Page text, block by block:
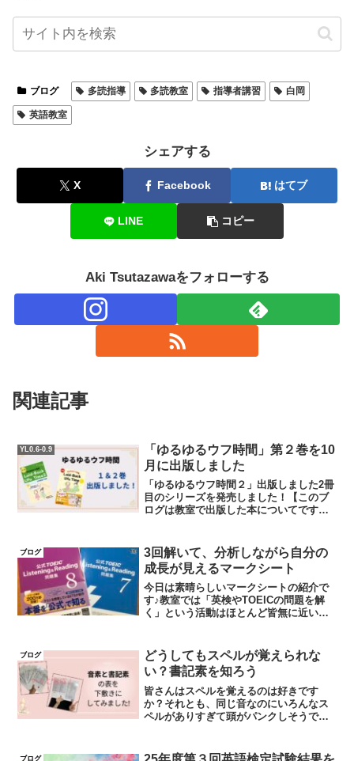
ブログ 多読指導 多読教室 指導者講習 白岡
英語教室
シェアする
X Facebook はてブ
LINE コピー
Aki Tsutazawaをフォローする
関連記事
YL0.6-0.9
「ゆるゆるウフ時間」第２巻を10
月に出版しました
「ゆるゆるウフ時間２」出版しました2冊
目のシリーズを発売しました！【このブ
ログは教室で出版した本についてです】
回同様の日常の物語に加え、昔話をモチ
ーフにしたり、マザー...
ブログ
3回解いて、分析しながら自分の
成長が見えるマークシート
今日は素晴らしいマークシートの紹介で
す♪教室では「英検やTOEICの問題を解
く」という活動はほとんど皆無に近いの
なトレーニングですよね。その時に、解
答をどこに書くか？？...
ブログ
どうしてもスペルが覚えられな
い？書記素を知ろう
皆さんはスペルを覚えるのは好きです
か？それとも、同じ音なのにいろんなス
ペルがありすぎて頭がパンクしそうです
最悪ですよね？同じ「k」という発音なの
ブログ